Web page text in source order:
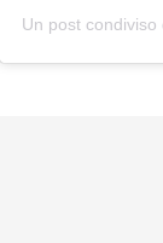
Un post